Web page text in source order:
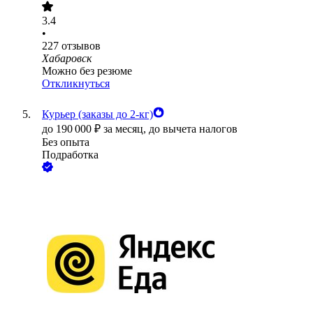
3.4
•
227 отзывов
Хабаровск
Можно без резюме
Откликнуться
Курьер (заказы до 2-кг)
до 190 000 ₽ за месяц, до вычета налогов
Без опыта
Подработка